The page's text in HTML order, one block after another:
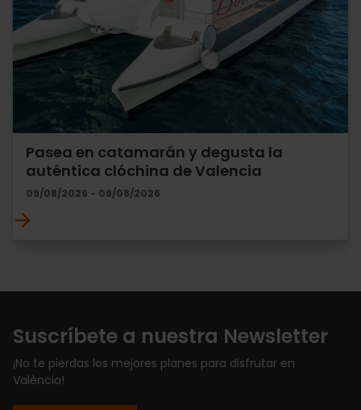
Pasea en catamarán y degusta la
auténtica clóchina de Valencia
09/08/2026 - 09/08/2026
Suscríbete a nuestra Newsletter
¡No te pierdas los mejores planes para disfrutar en
València!